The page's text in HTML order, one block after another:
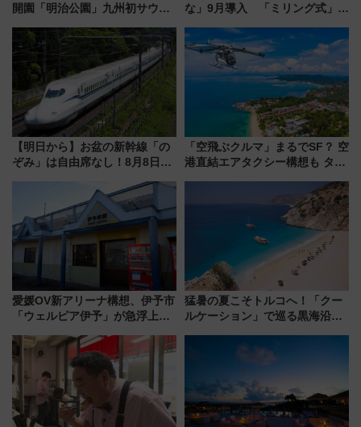
開園「明治公園」九州初サウナ
品グルメ登場で駅前の過ごし方
はどう変わる？
な」9月導入 「ミリング式」採
化！安全性や乗り心地の向上に
貢献するだけでなく、全線区で
活躍するための仕組みも
【明日から】お盆の新幹線「の
ぞみ」は自由席なし！8月8日午
せば空きが見つかることも 混
雑避ける「空席」探しのコツ
「空飛ぶクルマ」まるでSF？ 空
港直結エアタクシー構想も タイ
愛媛OV新アリーナ構想、伊予市
「ウェルピア伊予」が急浮上！
で探る鉄道アクセスの未来
猛暑の夏こそトルコへ！「クー
ルケーション」で巡る黒海沿岸
連検索数が前年比237％増、ナ